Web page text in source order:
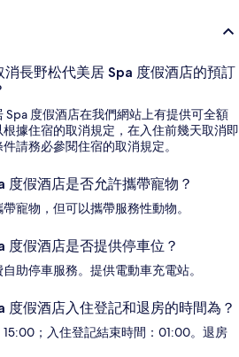
長野松代美居 Spa 度假酒店的預訂
Spa 度假酒店在我們網站上有提供可全額
據住宿的取消規定，在入住前幾天取消即
請務必參閱住宿的取消規定。
度假酒店是否允許攜帶寵物？
寵物，但可以攜帶服務性動物。
度假酒店是否提供停車位？
助停車服務。提供電動車充電站。
度假酒店入住登記和退房的時間為？
；入住登記結束時間：01:00。退房